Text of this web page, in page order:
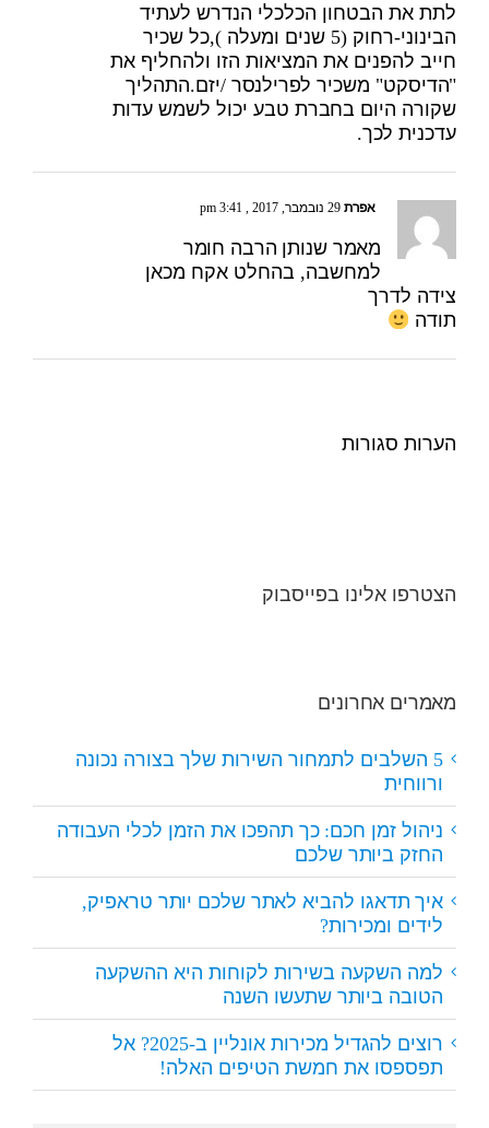
לתת את הבטחון הכלכלי הנדרש לעתיד
הבינוני-רחוק (5 שנים ומעלה ),כל שכיר
חייב להפנים את המציאות הזו ולהחליף את
"הדיסקט" משכיר לפרילנסר /יזם.התהליך
שקורה היום בחברת טבע יכול לשמש עדות
עדכנית לכך.
אפרת
מאמר שנותן הרבה חומר
למחשבה, בהחלט אקח מכאן
צידה לדרך
תודה
הערות סגורות
הצטרפו אלינו בפייסבוק
מאמרים אחרונים
5 השלבים לתמחור השירות שלך בצורה נכונה
ורווחית
ניהול זמן חכם: כך תהפכו את הזמן לכלי העבודה
החזק ביותר שלכם
איך תדאגו להביא לאתר שלכם יותר טראפיק,
לידים ומכירות?
למה השקעה בשירות לקוחות היא ההשקעה
הטובה ביותר שתעשו השנה
רוצים להגדיל מכירות אונליין ב-2025? אל
תפספסו את חמשת הטיפים האלה!